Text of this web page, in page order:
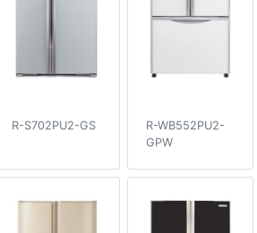
R-S702PU2-GS
R-WB552PU2-
GPW